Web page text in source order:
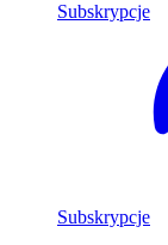
Subskrypcje
Subskrypcje